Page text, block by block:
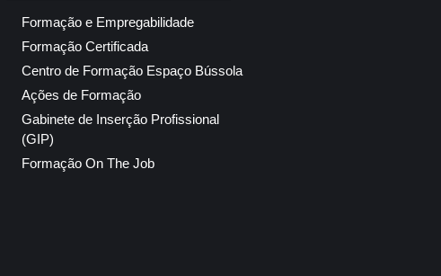
Formação e Empregabilidade
Formação Certificada
Centro de Formação Espaço Bússola
Ações de Formação
Gabinete de Inserção Profissional
(GIP)
Formação On The Job